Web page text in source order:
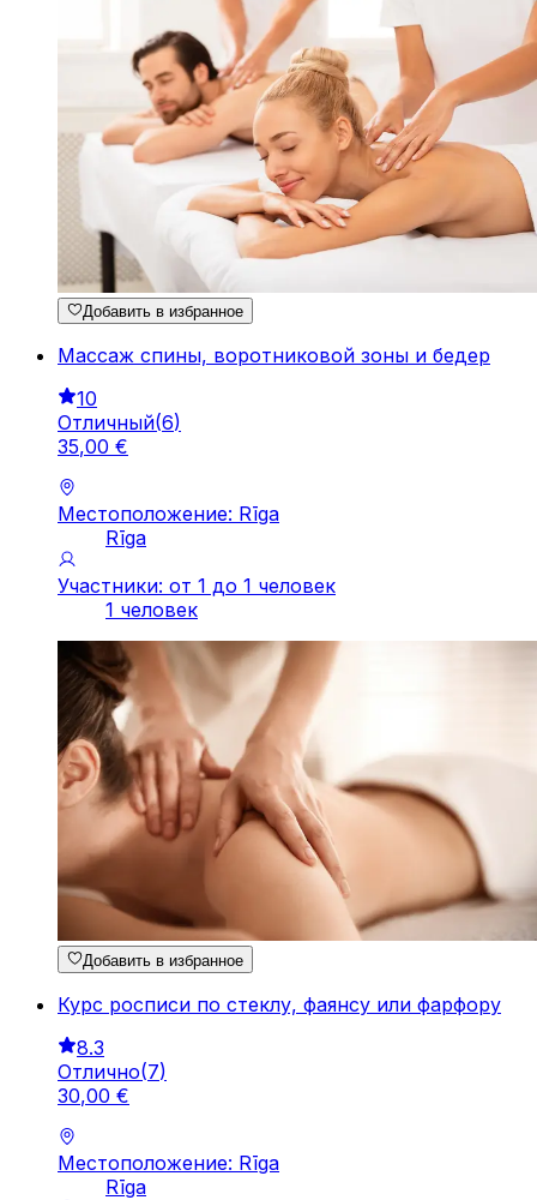
Добавить в избранное
Массаж спины, воротниковой зоны и бедер
10
Отличный(6)
35,00 €
Местоположение: Rīga
Rīga
Участники: от 1 до 1 человек
1 человек
Добавить в избранное
Курс росписи по стеклу, фаянсу или фарфору
8.3
Отлично(7)
30,00 €
Местоположение: Rīga
Rīga